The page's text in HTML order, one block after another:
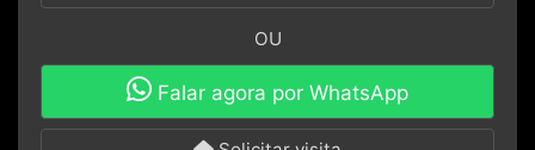
OU
Falar agora por WhatsApp